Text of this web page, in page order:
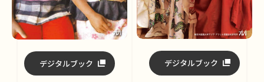
デジタルブック デジタルブック